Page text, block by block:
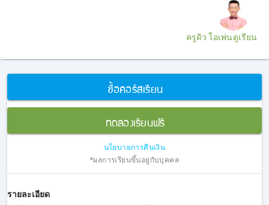
ครูดิว โอเพ่นดูเรียน
ซื้อคอร์สเรียน
ทดลองเรียนฟรี
นโยบายการคืนเงิน
*ผลการเรียนขึ้นอยู่กับบุคคล
รายละเอียด